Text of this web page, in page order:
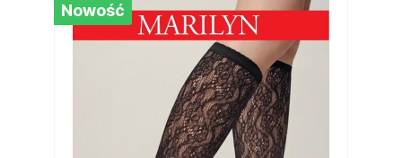
Nowość